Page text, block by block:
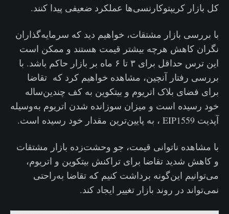
کل بازار کریپتوکارنسی‌ها عملکرد ضعیفی پیدا کنند.
با بررسی بازار مشتقات، خواهیم دید که سرمایه‌گذاران
نگران کاهش هرچه بیشتر قیمت هستند و ممکن است
این ترس حداقل برای ۳ تا ۶ ماه بر بازار حاکم باشد. با
بررسی رفتار آنچین، مشاهده خواهیم کرد که تقاضا
برای فضای بلاک اتریوم و بیتکوین به کف چندین‌ساله
خود رسیده است و میزان سوزانده شدن اتریوم به‌وسیله
آپدیت EIP1559 ، به پایین‌ترین مقدار خود رسیده است.
با مشاهده ناتوانی قیمت، جو وحشت‌زده بازار مشتقات
و کاهش شدید تقاضا برای تراکنش بیتکوین و اتریوم،
می‌توانیم این‌گونه برداشت کنیم که تقاضا به‌راحتی
نمی‌تواند در روند بازار تغییر ایجاد کند.